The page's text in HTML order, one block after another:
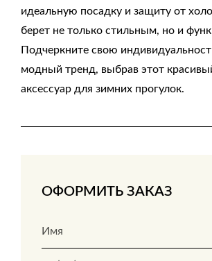
идеальную посадку и защиту от
берет не только стильным, но и
Подчеркните свою
модный тренд, выбрав этот
аксессуар для зимних прогулок.
ОФОРМИТЬ ЗАКАЗ